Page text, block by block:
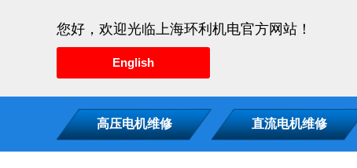
您好，欢迎光临上海环利机电官方网站！
English
高压电机维修 直流电机维修